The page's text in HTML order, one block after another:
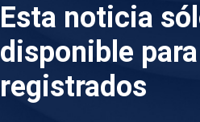
Esta noticia
disponible
registrados
podía ni acercarse
golazo de Mikel
del área. Partidazo